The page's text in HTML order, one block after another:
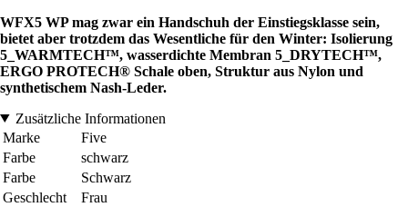
WFX5 WP mag zwar ein Handschuh der Einstiegsklasse sein,
bietet aber trotzdem das Wesentliche für den Winter: Isolierung
5_WARMTECH™, wasserdichte Membran 5_DRYTECH™,
ERGO PROTECH® Schale oben, Struktur aus Nylon und
synthetischem Nash-Leder.
Zusätzliche Informationen
Marke
Five
Farbe
schwarz
Farbe
Schwarz
Geschlecht
Frau